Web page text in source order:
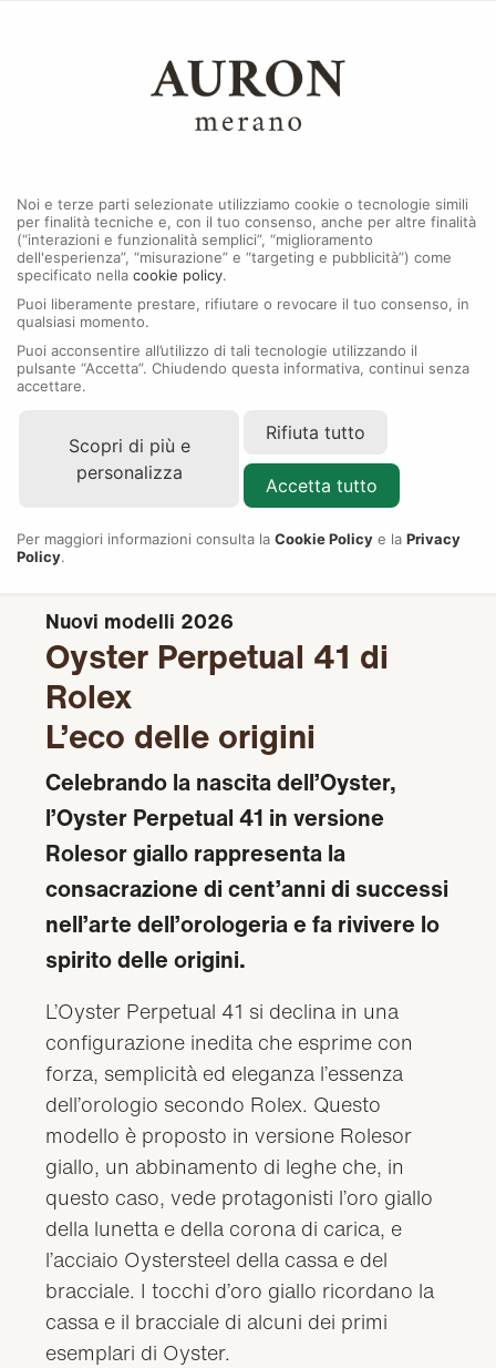
Nuovi modelli 2026
Oyster Perpetual 41 di
Rolex
L’eco delle origini
Celebrando la nascita dell’Oyster,
l’Oyster Perpetual 41 in versione
Rolesor giallo rappresenta la
consacrazione di cent’anni di successi
nell’arte dell’orologeria e fa rivivere lo
spirito delle origini.
L’Oyster Perpetual 41 si declina in una
configurazione inedita che esprime con
forza, semplicità ed eleganza l’essenza
dell’orologio secondo Rolex. Questo
modello è proposto in versione Rolesor
giallo, un abbinamento di leghe che, in
questo caso, vede protagonisti l’oro giallo
della lunetta e della corona di carica, e
l’acciaio Oystersteel della cassa e del
bracciale. I tocchi d’oro giallo ricordano la
cassa e il bracciale di alcuni dei primi
esemplari di Oyster.
Noi e terze parti selezionate utilizziamo cookie o tecnologie simili
per finalità tecniche e, con il tuo consenso, anche per altre finalità
(“interazioni e funzionalità semplici”, “miglioramento
dell'esperienza”, “misurazione” e “targeting e pubblicità”) come
specificato nella cookie policy.
Puoi liberamente prestare, rifiutare o revocare il tuo consenso, in
qualsiasi momento.
Puoi acconsentire all’utilizzo di tali tecnologie utilizzando il
pulsante “Accetta”. Chiudendo questa informativa, continui senza
accettare.
Scopri di più e
personalizza
Rifiuta tutto
Accetta tutto
Per maggiori informazioni consulta la Cookie Policy e la Privacy
Policy.